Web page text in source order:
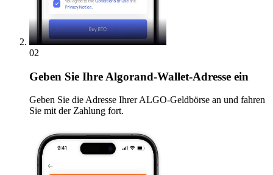
02
Geben Sie Ihre Algorand-Wallet-Adresse ein
Geben Sie die Adresse Ihrer ALGO-Geldbörse an und fahren
Sie mit der Zahlung fort.